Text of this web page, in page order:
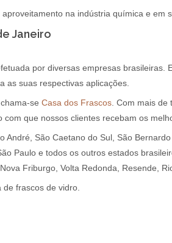
na indústria química e em
Janeiro
por diversas empresas
as suas respectivas aplicações.
se Casa dos Frascos . Com mais
que nossos clientes recebam os
André, São Caetano do Sul, São
Paulo e todos os outros estados
Friburgo, Volta Redonda, Resende,
frascos de vidro.